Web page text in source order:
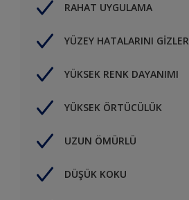
RAHAT UYGULAMA
YÜZEY HATALARINI GİZLER
YÜKSEK RENK DAYANIMI
YÜKSEK ÖRTÜCÜLÜK
UZUN ÖMÜRLÜ
DÜŞÜK KOKU